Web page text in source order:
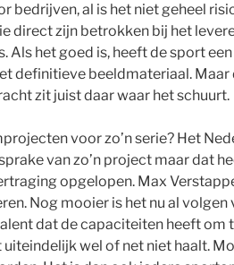
bedrijven, al is het niet geheel
direct zijn betrokken bij het
Als het goed is, heeft de sport
definitieve beeldmateriaal. Maar
zit juist daar waar het schuurt.
voor zo’n serie? Het
van zo’n project maar dat
opgelopen. Max
Nog mooier is het nu al volgen
dat de capaciteiten heeft om
uiteindelijk wel of net niet haalt.